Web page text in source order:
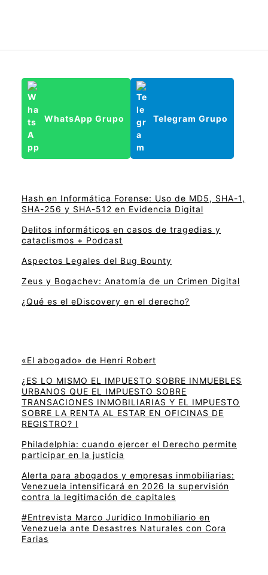
WhatsApp Grupo Telegram Grupo
Hash en Informática Forense: Uso de MD5, SHA-1,
SHA-256 y SHA-512 en Evidencia Digital
Delitos informáticos en casos de tragedias y
cataclismos + Podcast
Aspectos Legales del Bug Bounty
Zeus y Bogachev: Anatomía de un Crimen Digital
¿Qué es el eDiscovery en el derecho?
«El abogado» de Henri Robert
¿ES LO MISMO EL IMPUESTO SOBRE INMUEBLES
URBANOS QUE EL IMPUESTO SOBRE
TRANSACIONES INMOBILIARIAS Y EL IMPUESTO
SOBRE LA RENTA AL ESTAR EN OFICINAS DE
REGISTRO? I
Philadelphia: cuando ejercer el Derecho permite
participar en la justicia
Alerta para abogados y empresas inmobiliarias:
Venezuela intensificará en 2026 la supervisión
contra la legitimación de capitales
#Entrevista Marco Jurídico Inmobiliario en
Venezuela ante Desastres Naturales con Cora
Farias